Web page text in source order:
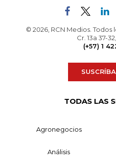
© 2026, RCN Medios.
Cr. 13a 37-
(+57) 1
TODAS LAS
Agronegocios
Análisis